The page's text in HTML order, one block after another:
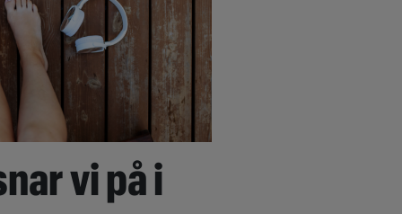
vi på i